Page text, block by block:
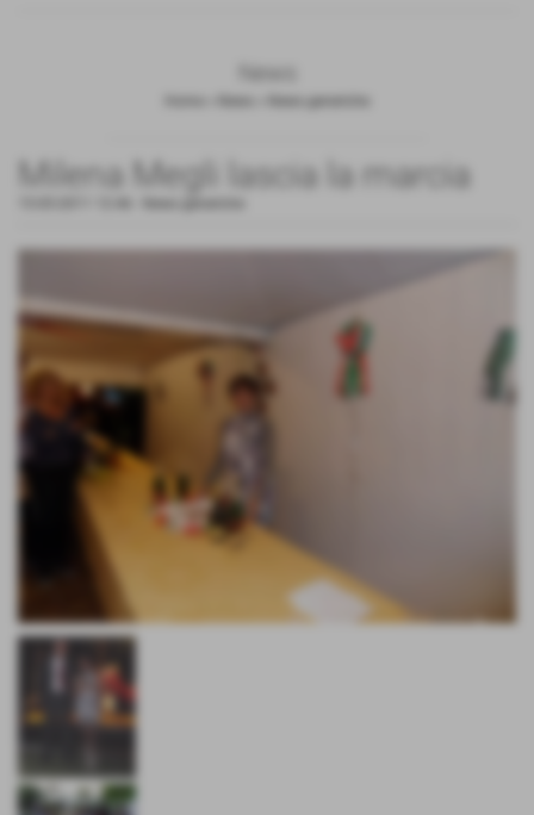
News
Milena Megli lascia la marcia